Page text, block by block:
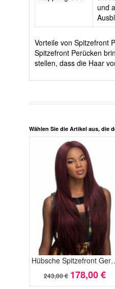
und
Vorteile von Spitzefront
Spitzefront Perücken
stellen, dass die Haar
Wählen Sie die Artikel aus, die
Hübsche Spitzefront
243,00 € 178,00 €